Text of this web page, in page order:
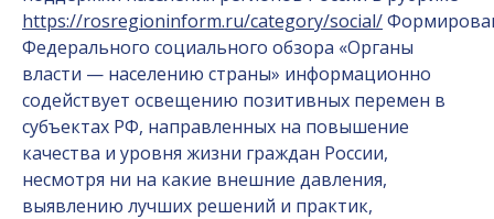
https://rosregioninform.ru/category/social/
Федерального социального обзора «Органы
власти — населению страны» информационно
содействует освещению позитивных перемен в
субъектах РФ, направленных на повышение
качества и уровня жизни граждан России,
несмотря ни на какие внешние давления,
выявлению лучших решений и практик,